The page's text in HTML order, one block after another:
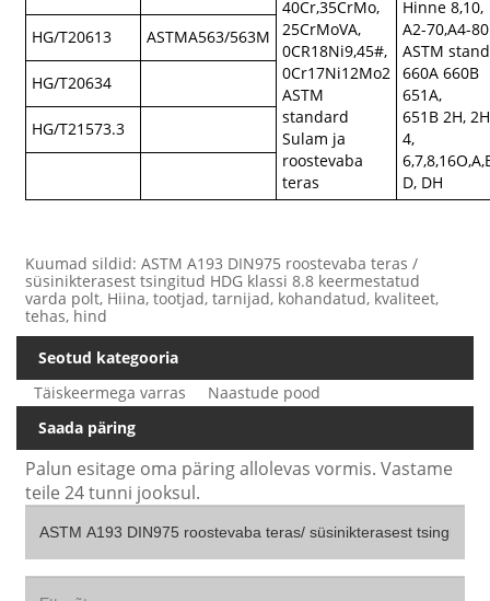
40Cr,35CrMo,
25CrMoVA,
0CR18Ni9,45#,
0Cr17Ni12Mo2
ASTM
standard
Sulam ja
roostevaba
teras
Hinne 8,10,
A2-70,A4-80
ASTM
660A 660B
651A,
651B 2H,
4,
D, DH
HG/T20613 ASTMA563/563M
HG/T20634
HG/T21573.3
Kuumad sildid: ASTM A193 DIN975 roostevaba teras /
süsinikterasest tsingitud HDG klassi 8.8 keermestatud
varda polt, Hiina, tootjad, tarnijad, kohandatud, kvaliteet,
tehas, hind
Seotud kategooria
Täiskeermega varras
Naastude pood
Saada päring
Palun esitage oma päring allolevas vormis. Vastame
teile 24 tunni jooksul.